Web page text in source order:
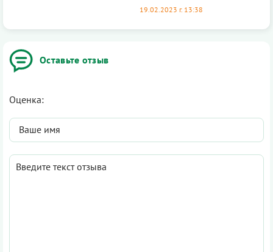
Оставьте отзыв
Оценка:
19.02.2023 г. 13:38